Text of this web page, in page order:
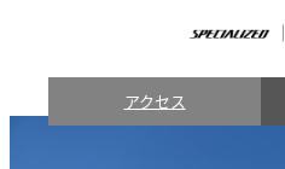
アクセス